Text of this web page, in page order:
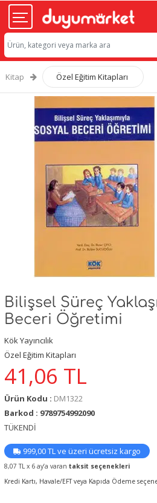
Kitap Özel Eğitim Kitapları
Bilişsel Süreç
Beceri Öğretimi
Kök Yayıncılık
Özel Eğitim Kitapları
41,06 TL
Ürün Kodu : DM1322
Barkod : 9789754992090
TÜKENDİ
999,00 TL ve üzeri ücretsiz kargo
8,07 TL x 6 ay’a varan taksit seçenekleri
Kredi Kartı, Havale/EFT veya Kapıda Ödeme